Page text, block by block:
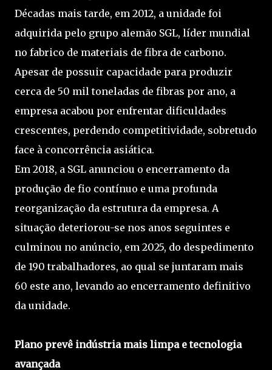
Décadas mais tarde, em 2012, a unidade foi
adquirida pelo grupo alemão SGL, líder mundial
no fabrico de materiais de fibra de carbono.
Apesar de possuir capacidade para produzir
cerca de 50 mil toneladas de fibras por ano, a
empresa acabou por enfrentar dificuldades
crescentes, perdendo competitividade, sobretudo
face à concorrência asiática.
Em 2018, a SGL anunciou o encerramento da
produção de fio contínuo e uma profunda
reorganização da estrutura da empresa. A
situação deteriorou-se nos anos seguintes e
culminou no anúncio, em 2025, do despedimento
de 190 trabalhadores, ao qual se juntaram mais
60 este ano, levando ao encerramento definitivo
da unidade.
Plano prevê indústria mais limpa e tecnologia
avançada